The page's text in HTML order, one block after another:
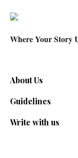
Where Your Story
About Us
Guidelines
Write with us